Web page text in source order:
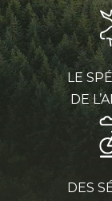
LE
DE
DES